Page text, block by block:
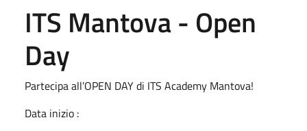
ITS Mantova - Open
Day
Partecipa all’OPEN DAY di ITS Academy Mantova!
Data inizio :